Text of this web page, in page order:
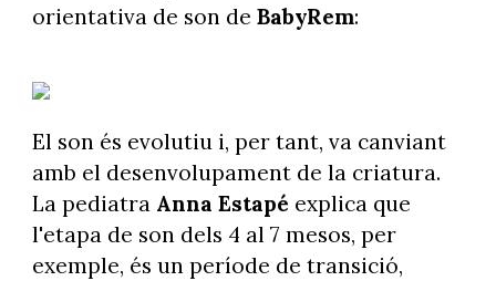
orientativa de son de BabyRem:
El son és evolutiu i, per tant, va canviant
amb el desenvolupament de la criatura.
La pediatraAnna Estapé explica que
l'etapa de son dels 4 al 7 mesos, per
exemple, és un període de transició,